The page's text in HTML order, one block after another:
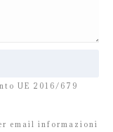
UE 2016/679
email informazioni